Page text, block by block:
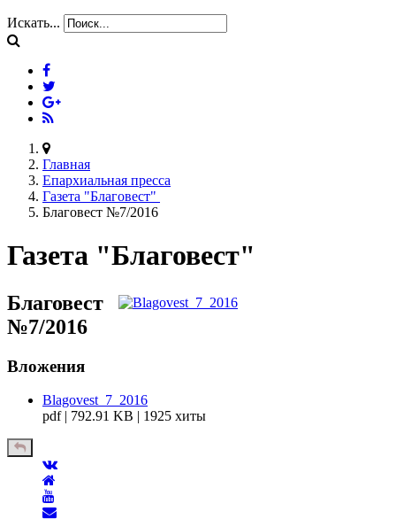
Искать...
Главная
Епархиальная пресса
Газета "Благовест"
Благовест №7/2016
Газета "Благовест"
Благовест
№7/2016
Вложения
Blagovest_7_2016
pdf | 792.91 KB | 1925 хиты